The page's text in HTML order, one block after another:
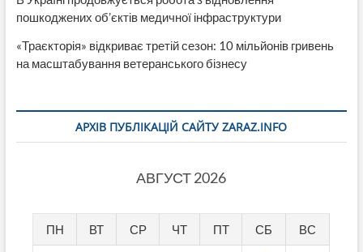
пошкоджених об’єктів медичної інфраструктури
«Траєкторія» відкриває третій сезон: 10 мільйонів гривень
на масштабування ветеранського бізнесу
АРХІВ ПУБЛІКАЦІЙ САЙТУ ZARAZ.INFO
АВГУСТ 2026
ПН ВТ СР ЧТ ПТ СБ ВС